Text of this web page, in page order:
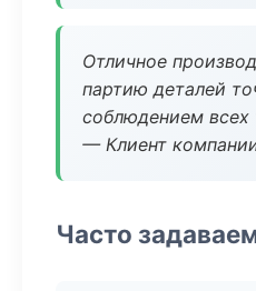
Отличное
партию деталей
соблюдением всех
— Клиент
Часто